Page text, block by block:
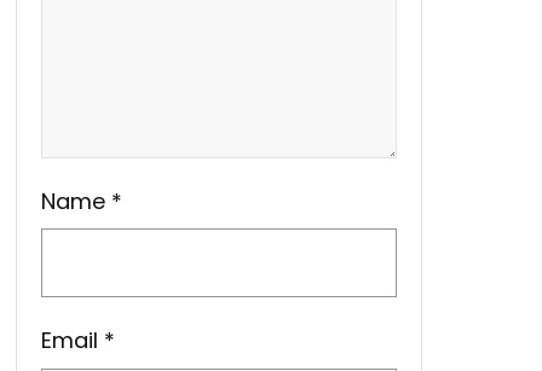
Name *
Email *